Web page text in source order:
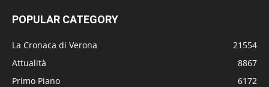
POPULAR CATEGORY
La Cronaca di Verona
21554
Attualità
8867
Primo Piano
6172